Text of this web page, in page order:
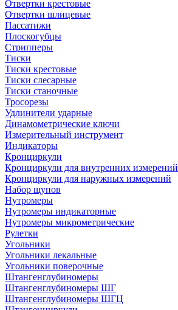
Отвертки крестовые
Отвертки шлицевые
Пассатижи
Плоскогубцы
Стрипперы
Тиски
Тиски крестовые
Тиски слесарные
Тиски станочные
Тросорезы
Удлинители ударные
Динамометрические ключи
Измерительный инструмент
Индикаторы
Кронциркули
Кронциркули для внутренних измерений
Кронциркули для наружных измерений
Набор щупов
Нутромеры
Нутромеры индикаторные
Нутромеры микрометрические
Рулетки
Угольники
Угольники лекальные
Угольники поверочные
Штангенглубиномеры
Штангенглубиномеры ШГ
Штангенглубиномеры ШГЦ